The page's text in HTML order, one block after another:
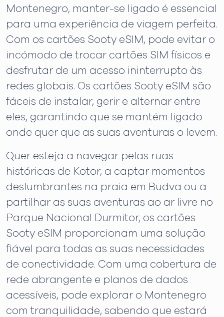
Montenegro, manter-se ligado é essencial
para uma experiência de viagem perfeita.
Com os cartões Sooty eSIM, pode evitar o
incómodo de trocar cartões SIM físicos e
desfrutar de um acesso ininterrupto às
redes globais. Os cartões Sooty eSIM são
fáceis de instalar, gerir e alternar entre
eles, garantindo que se mantém ligado
onde quer que as suas aventuras o levem.
Quer esteja a navegar pelas ruas
históricas de Kotor, a captar momentos
deslumbrantes na praia em Budva ou a
partilhar as suas aventuras ao ar livre no
Parque Nacional Durmitor, os cartões
Sooty eSIM proporcionam uma solução
fiável para todas as suas necessidades
de conectividade. Com uma cobertura de
rede abrangente e planos de dados
acessíveis, pode explorar o Montenegro
com tranquilidade, sabendo que estará